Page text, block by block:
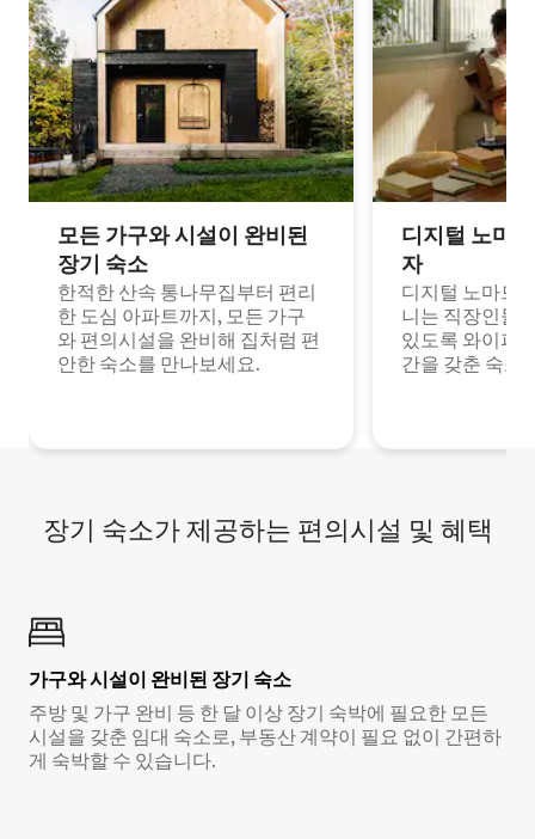
모든 가구와 시설이 완비된
장기 숙소
한적한 산속 통나무집부터 편리
한 도심 아파트까지, 모든 가구
와 편의시설을 완비해 집처럼 편
안한 숙소를 만나보세요.
디지털 노마
자
디지털 노마드
니는 직장인들
있도록 와이파
간을 갖춘 숙소
장기 숙소가 제공하는 편의시설 및 혜택
가구와 시설이 완비된 장기 숙소
주방 및 가구 완비 등 한 달 이상 장기 숙박에 필요한 모든
시설을 갖춘 임대 숙소로, 부동산 계약이 필요 없이 간편하
게 숙박할 수 있습니다.